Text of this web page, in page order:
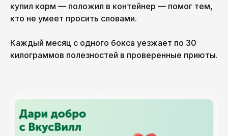
купил корм — положил в контейнер — помог тем,
кто не умеет просить словами.
Каждый месяц с одного бокса уезжает по 30
килограммов полезностей в проверенные приюты.